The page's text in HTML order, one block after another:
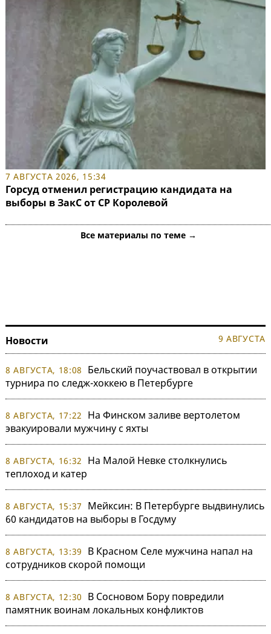
7 АВГУСТА 2026, 15:34
Горсуд отменил регистрацию кандидата на
выборы в ЗакС от СР Королевой
Все материалы по теме →
Новости 9 АВГУСТА
8 АВГУСТА, 18:08
Бельский поучаствовал в открытии
турнира по следж-хоккею в Петербурге
8 АВГУСТА, 17:22
На Финском заливе вертолетом
эвакуировали мужчину с яхты
8 АВГУСТА, 16:32
На Малой Невке столкнулись
теплоход и катер
8 АВГУСТА, 15:37
Мейксин: В Петербурге выдвинулись
60 кандидатов на выборы в Госдуму
8 АВГУСТА, 13:39
В Красном Селе мужчина напал на
сотрудников скорой помощи
8 АВГУСТА, 12:30
В Сосновом Бору повредили
памятник воинам локальных конфликтов